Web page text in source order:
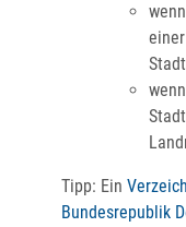
Tipp: Ein
Bundesrepublik